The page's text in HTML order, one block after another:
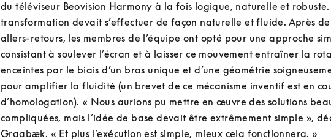
du téléviseur Beovision Harmony à la fois logique, naturelle et
transformation devait s’effectuer de façon naturelle et fluide. Après
allers-retours, les membres de l’équipe ont opté pour une approche
consistant à soulever l’écran et à laisser ce mouvement entraîner la
enceintes par le biais d’un bras unique et d’une géométrie
pour amplifier la fluidité (un brevet de ce mécanisme inventif est en
d’homologation). « Nous aurions pu mettre en œuvre des solutions
compliquées, mais l’idée de base devait être extrêmement simple »,
Graabæk. « Et plus l’exécution est simple, mieux cela fonctionnera. »